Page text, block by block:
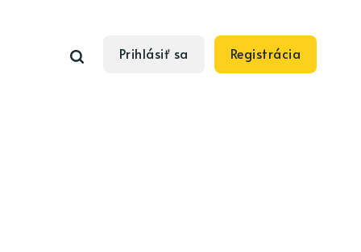
Prihlásiť sa Registrácia